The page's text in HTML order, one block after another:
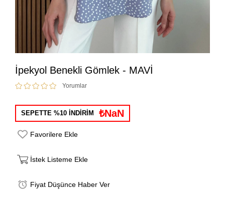
İpekyol Benekli Gömlek - MAVİ
Yorumlar
SEPETTE %10 İNDİRİM ₺NaN
Favorilere Ekle
İstek Listeme Ekle
Fiyat Düşünce Haber Ver